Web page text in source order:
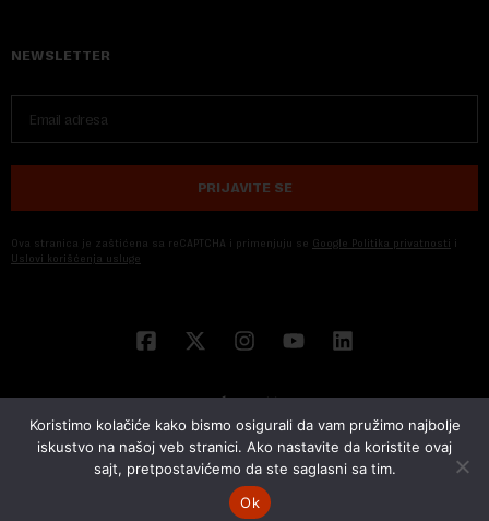
NEWSLETTER
PRIJAVITE SE
Ova stranica je zaštićena sa reCAPTCHA i primenjuju se Google Politika privatnosti i
Uslovi korišćenja usluge
© 2026 NOVA EKONOMIJA | SVA PRAVA ZADŽANA | DEVELOPED BY
Koristimo kolačiće kako bismo osigurali da vam pružimo najbolje
iskustvo na našoj veb stranici. Ako nastavite da koristite ovaj
sajt, pretpostavićemo da ste saglasni sa tim.
Ok